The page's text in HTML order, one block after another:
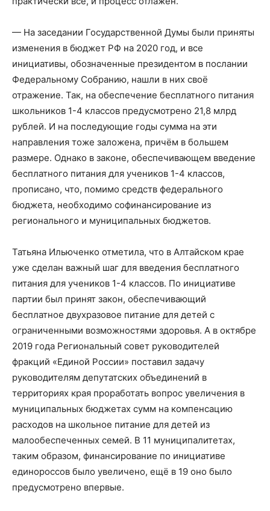
— На заседании Государственной Думы были приняты
изменения в бюджет РФ на 2020 год, и все
инициативы, обозначенные президентом в послании
Федеральному Собранию, нашли в них своё
отражение. Так, на обеспечение бесплатного питания
школьников 1-4 классов предусмотрено 21,8 млрд
рублей. И на последующие годы сумма на эти
направления тоже заложена, причём в большем
размере. Однако в законе, обеспечивающем введение
бесплатного питания для учеников 1-4 классов,
прописано, что, помимо средств федерального
бюджета, необходимо софинансирование из
регионального и муниципальных бюджетов.
Татьяна Ильюченко отметила, что в Алтайском крае
уже сделан важный шаг для введения бесплатного
питания для учеников 1-4 классов. По инициативе
партии был принят закон, обеспечивающий
бесплатное двухразовое питание для детей с
ограниченными возможностями здоровья. А в октябре
2019 года Региональный совет руководителей
фракций «Единой России» поставил задачу
руководителям депутатских объединений в
территориях края проработать вопрос увеличения в
муниципальных бюджетах сумм на компенсацию
расходов на школьное питание для детей из
малообеспеченных семей. В 11 муниципалитетах,
таким образом, финансирование по инициативе
единороссов было увеличено, ещё в 19 оно было
предусмотрено впервые.